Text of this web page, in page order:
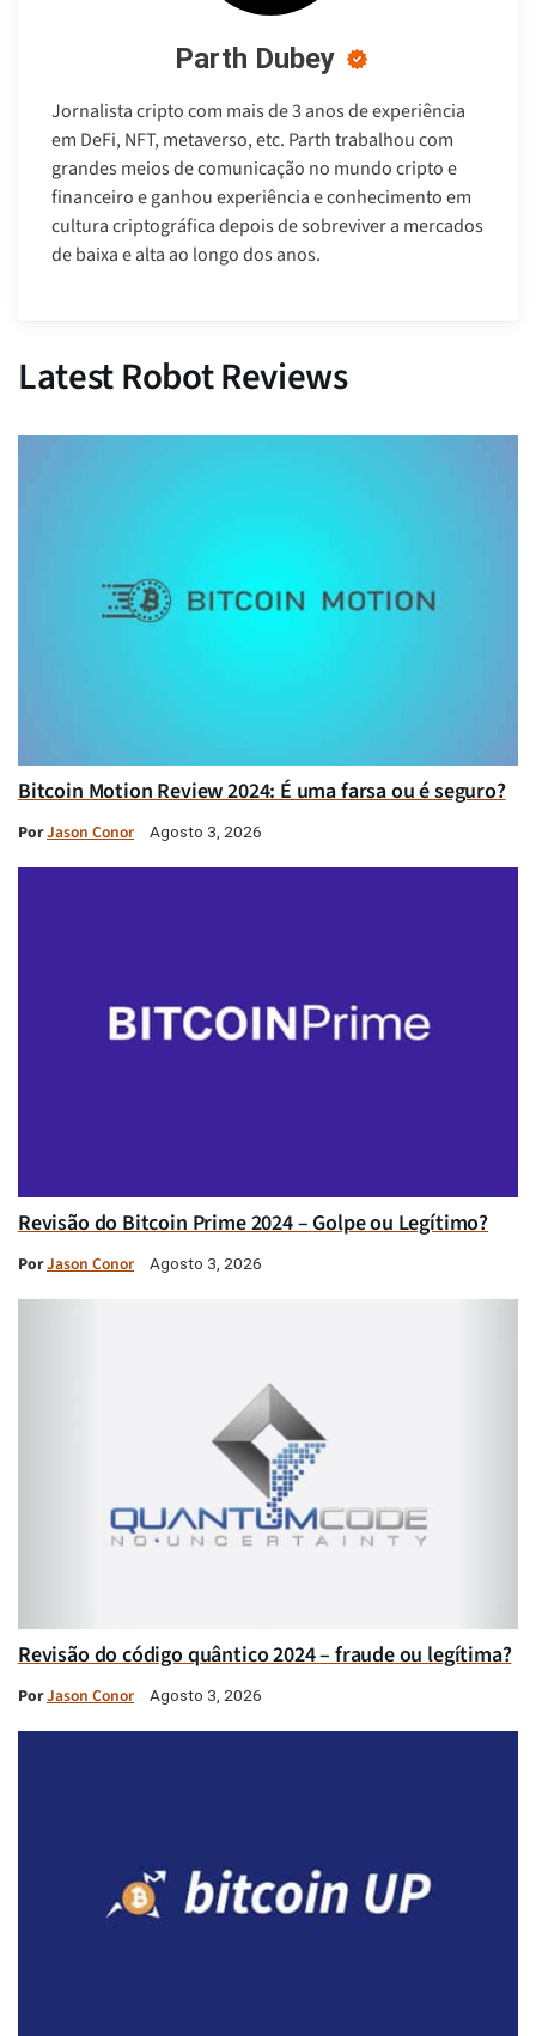
Parth Dubey
Jornalista cripto com mais de 3 anos de experiência
em DeFi, NFT, metaverso, etc. Parth trabalhou com
grandes meios de comunicação no mundo cripto e
financeiro e ganhou experiência e conhecimento em
cultura criptográfica depois de sobreviver a mercados
de baixa e alta ao longo dos anos.
Latest Robot Reviews
Bitcoin Motion Review 2024: É uma farsa ou é seguro?
PorJason Conor Agosto 3, 2026
Revisão do Bitcoin Prime 2024 – Golpe ou Legítimo?
PorJason Conor Agosto 3, 2026
Revisão do código quântico 2024 – fraude ou legítima?
PorJason Conor Agosto 3, 2026